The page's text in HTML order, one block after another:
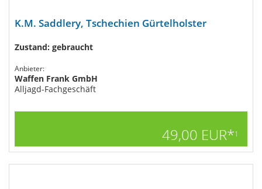
K.M. Saddlery, Tschechien Gürtelholster
Zustand: gebraucht
Anbieter:
Waffen Frank GmbH
Alljagd-Fachgeschäft
49,00 EUR*1